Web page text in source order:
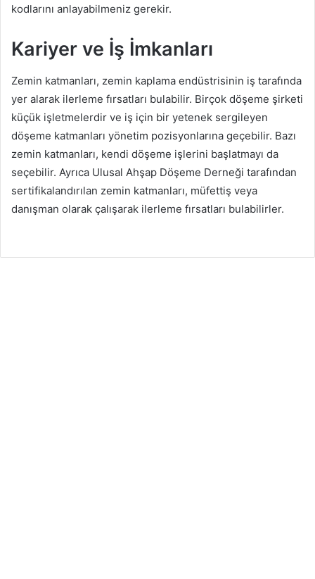
kodlarını anlayabilmeniz gerekir.
Kariyer ve İş İmkanları
Zemin katmanları, zemin kaplama endüstrisinin iş tarafında
yer alarak ilerleme fırsatları bulabilir. Birçok döşeme şirketi
küçük işletmelerdir ve iş için bir yetenek sergileyen
döşeme katmanları yönetim pozisyonlarına geçebilir. Bazı
zemin katmanları, kendi döşeme işlerini başlatmayı da
seçebilir. Ayrıca Ulusal Ahşap Döşeme Derneği tarafından
sertifikalandırılan zemin katmanları, müfettiş veya
danışman olarak çalışarak ilerleme fırsatları bulabilirler.